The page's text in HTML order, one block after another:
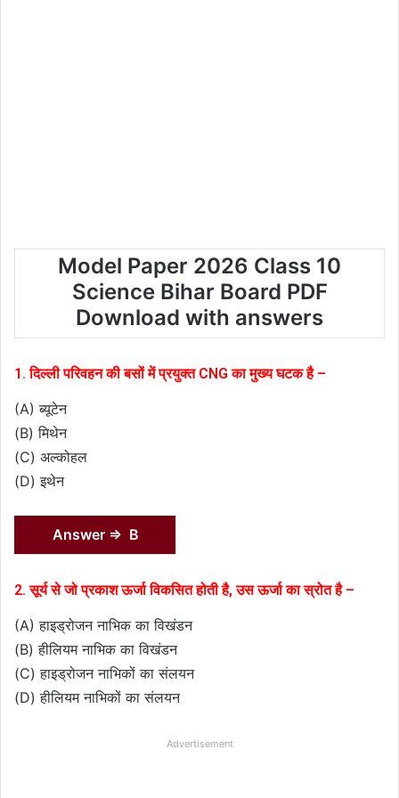
Model Paper 2026 Class 10
Science Bihar Board PDF
Download with answers
1. दिल्ली परिवहन की बसों में प्रयुक्त CNG का मुख्य घटक है –
(A) ब्यूटेन
(B) मिथेन
(C) अल्कोहल
(D) इथेन
Answer ⇒ B
2. सूर्य से जो प्रकाश ऊर्जा विकसित होती है, उस ऊर्जा का स्रोत है –
(A) हाइड्रोजन नाभिक का विखंडन
(B) हीलियम नाभिक का विखंडन
(C) हाइड्रोजन नाभिकों का संलयन
(D) हीलियम नाभिकों का संलयन
Advertisement